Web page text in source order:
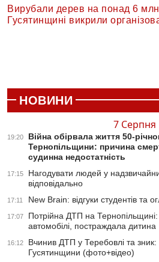
Вирубали дерев на понад 6
Гусятинщині викрили
НОВИНИ
7 Серпня
19:20
Війна обірвала життя 50-
Тернопільщини: причина
судинна недостатність
17:15
Нагодувати людей у
відповідально
17:11 New Brain: відгуки студентів та
17:07
Потрійна ДТП на
автомобілі, постраждала дитина
16:12
Вчинив ДТП у Теребовлі та зник:
Гусятинщини (фото+відео)